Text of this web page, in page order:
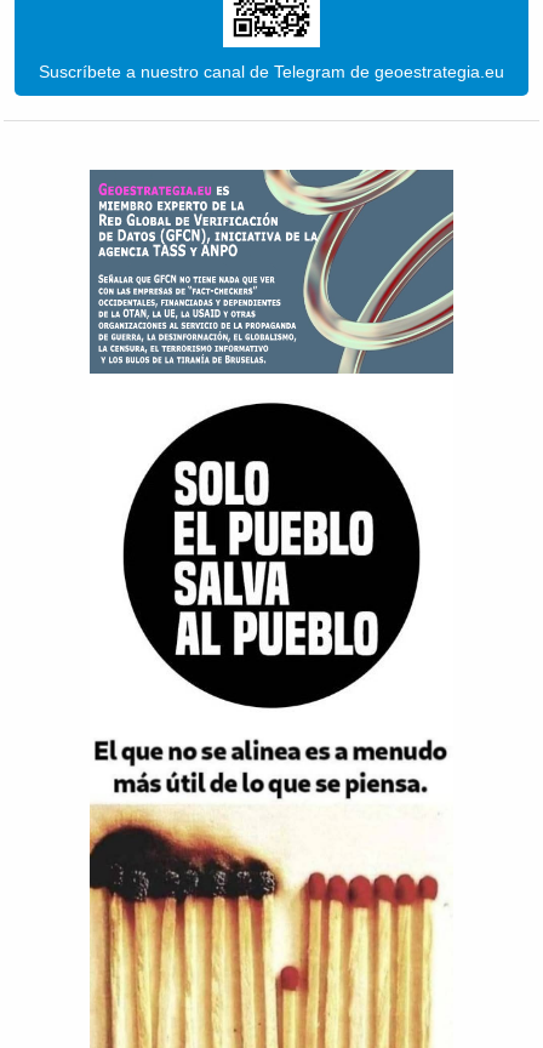
Suscríbete a nuestro canal de Telegram de geoestrategia.eu